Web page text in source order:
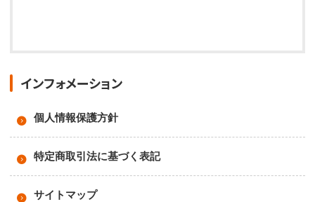
インフォメーション
個人情報保護方針
特定商取引法に基づく表記
サイトマップ